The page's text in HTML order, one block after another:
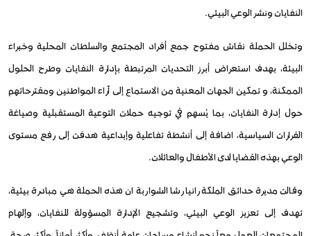
النفايات ونشر الوعي البيئي.
وتخلل الحملة نقاش مفتوح جمع أفراد المجتمع والسلطات المحلية وخبراء
البيئة، بهدف استعراض أبرز التحديات المرتبطة بإدارة النفايات وطرح الحلول
الممكنة، و تمكين الجهات المعنية من الاستماع إلى آراء المواطنين ومقترحاتهم
حول إدارة النفايات، بما يُسهم في توجيه حملات التوعية المستقبلية وصياغة
القرارات السياسية، اضافة إلى أنشطة تفاعلية وإبداعية هدفت إلى رفع مستوى
الوعي بهذه القضايا لدى الأطفال والعائلات.
وقالت مديرة حدائق الملكة رانيا رشا الشواربة ان هذه الحملة هي مبادرة بيئية،
تهدف إلى تعزيز الوعي البيئي، وتشجيع الإدارة المسؤولة للنفايات، وإلهام